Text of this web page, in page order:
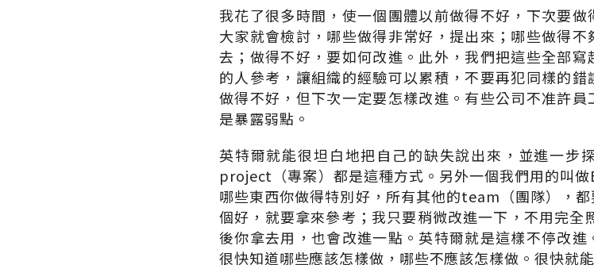
我花了很多時間，使一個團體以前做得不好，下次要做
大家就會檢討，哪些做得非常好，提出來；哪些做得
去；做得不好，要如何改進。此外，我們把這些全部
的人參考，讓組織的經驗可以累積，不要再犯同樣的
做得不好，但下次一定要怎樣改進。有些公司不准許
是暴露弱點。
英特爾就能很坦白地把自己的缺失說出來，並進一步
project（專案）都是這種方式。另外一個我們用的叫
哪些東西你做得特別好，所有其他的team（團隊），
個好，就要拿來參考；我只要稍微改進一下，不用完
後你拿去用，也會改進一點。英特爾就是這樣不停改進
很快知道哪些應該怎樣做，哪些不應該怎樣做。很快就